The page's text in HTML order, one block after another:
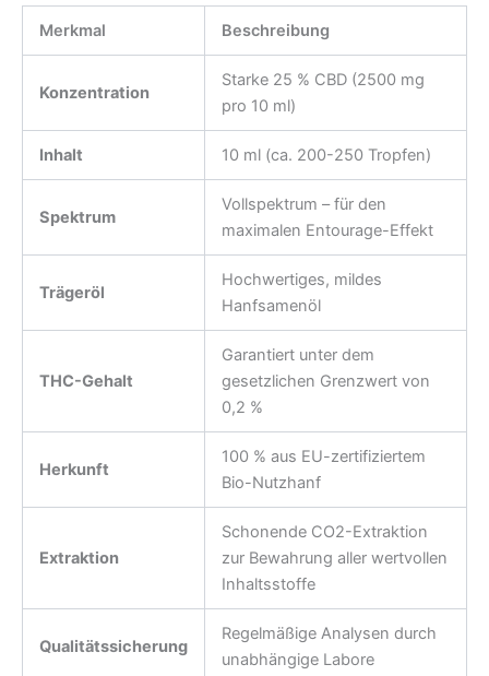
Merkmal Beschreibung
Konzentration
Starke 25 % CBD (2500 mg
pro 10 ml)
Inhalt 10 ml (ca. 200-250 Tropfen)
Spektrum
Vollspektrum – für den
maximalen Entourage-Effekt
Trägeröl
Hochwertiges, mildes
Hanfsamenöl
THC-Gehalt
Garantiert unter dem
gesetzlichen Grenzwert von
0,2 %
Herkunft
100 % aus EU-zertifiziertem
Bio-Nutzhanf
Extraktion
Schonende CO2-Extraktion
zur Bewahrung aller wertvollen
Inhaltsstoffe
Qualitätssicherung
Regelmäßige Analysen durch
unabhängige Labore